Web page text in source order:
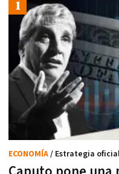
ECONOMÍA/ Estrategia